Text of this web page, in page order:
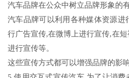
汽车品牌在公众中树立品牌形象的
汽车品牌可以利用各种媒体资源进
行广告宣传,在微博上进行宣传,在
进行宣传等。
这些宣传方式都可以增强品牌的影响